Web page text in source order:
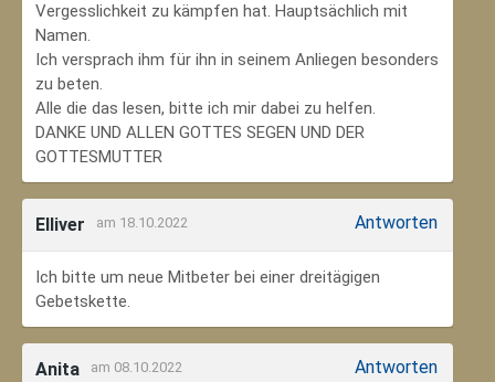
Vergesslichkeit zu kämpfen hat. Hauptsächlich mit
Namen.
Ich versprach ihm für ihn in seinem Anliegen besonders
zu beten.
Alle die das lesen, bitte ich mir dabei zu helfen.
DANKE UND ALLEN GOTTES SEGEN UND DER
GOTTESMUTTER
Elliver am 18.10.2022 Antworten
Ich bitte um neue Mitbeter bei einer dreitägigen
Gebetskette.
Anita am 08.10.2022 Antworten